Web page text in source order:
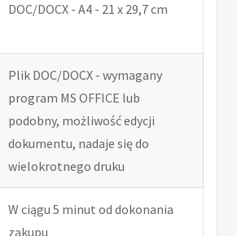
DOC/DOCX - A4 - 21 x 29,7 cm
Plik DOC/DOCX - wymagany
program MS OFFICE lub
podobny, możliwość edycji
dokumentu, nadaje się do
wielokrotnego druku
W ciągu 5 minut od dokonania
zakupu